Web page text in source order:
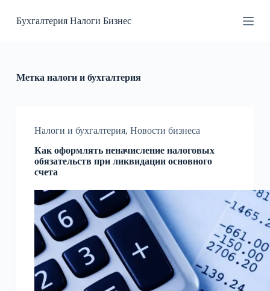
и
Бухгалтерия Налоги Бизнес
Метка налоги и бухгалтерия
Налоги и бухгалтерия, Новости бизнеса
Как оформлять неначисление налоговых
обязательств при ликвидации основного
счета